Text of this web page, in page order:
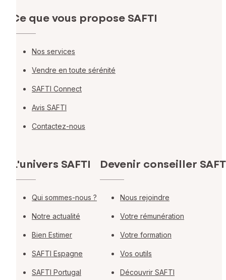
Ce que vous propose SAFTI
Nos services
Vendre en toute sérénité
SAFTI Connect
Avis SAFTI
Contactez-nous
L'univers SAFTI
Qui sommes-nous ?
Notre actualité
Bien Estimer
SAFTI Espagne
SAFTI Portugal
Devenir conseiller
Nous rejoindre
Votre rémunération
Votre formation
Vos outils
Découvrir SAFTI